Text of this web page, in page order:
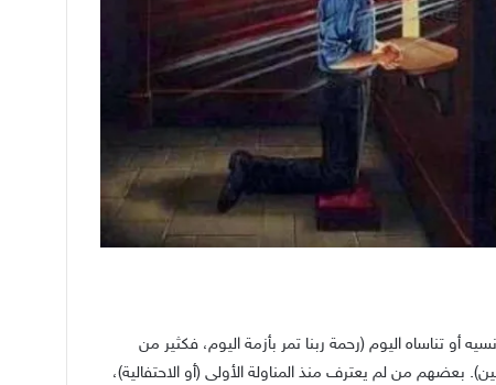
أو تناساه اليوم (رحمة ربنا تمر بأزمة اليوم، فكثير من
بعضهم من لم يعترف منذ المناولة الأولى (أو الاحتفالية)،